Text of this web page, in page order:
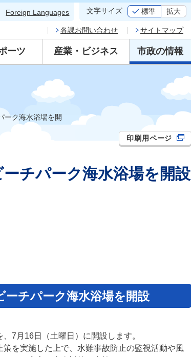
Foreign Languages 文字サイズ 標準 拡大
ーツ 産業・ビジネス 市政の情報
各課お問い合わせ サイトマップ
ーク海水浴場を開
チパーク海水浴場を開設
印刷用ページ
チパーク海水浴場を開設
7月16日（土曜日）に開設します。
を実施した上で、水難事故防止の監視活動や風